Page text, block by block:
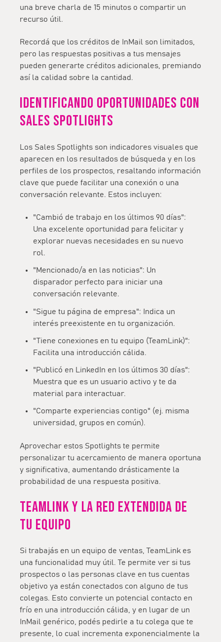
una breve charla de 15 minutos o compartir un
recurso útil.
Recordá que los créditos de InMail son limitados,
pero las respuestas positivas a tus mensajes
pueden generarte créditos adicionales, premiando
así la calidad sobre la cantidad.
Identificando oportunidadES CON
SALES SPOTLIGHTS
Los Sales Spotlights son indicadores visuales que
aparecen en los resultados de búsqueda y en los
perfiles de los prospectos, resaltando información
clave que puede facilitar una conexión o una
conversación relevante. Estos incluyen:
"Cambió de trabajo en los últimos 90 días":
Una excelente oportunidad para felicitar y
explorar nuevas necesidades en su nuevo
rol.
"Mencionado/a en las noticias": Un
disparador perfecto para iniciar una
conversación relevante.
"Sigue tu página de empresa": Indica un
interés preexistente en tu organización.
"Tiene conexiones en tu equipo (TeamLink)":
Facilita una introducción cálida.
"Publicó en LinkedIn en los últimos 30 días":
Muestra que es un usuario activo y te da
material para interactuar.
"Comparte experiencias contigo" (ej. misma
universidad, grupos en común).
Aprovechar estos Spotlights te permite
personalizar tu acercamiento de manera oportuna
y significativa, aumentando drásticamente la
probabilidad de una respuesta positiva.
TeamLink Y la red EXTENDIDA de
tu equipo
Si trabajás en un equipo de ventas, TeamLink es
una funcionalidad muy útil. Te permite ver si tus
prospectos o las personas clave en tus cuentas
objetivo ya están conectados con alguno de tus
colegas. Esto convierte un potencial contacto en
frío en una introducción cálida, y en lugar de un
InMail genérico, podés pedirle a tu colega que te
presente, lo cual incrementa exponencialmente la